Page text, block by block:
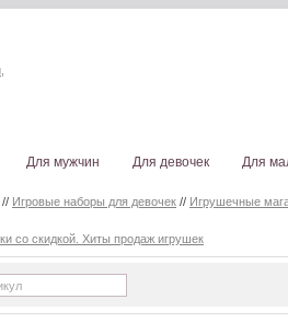
Для мужчин Для девочек Для
// Игровые наборы для девочек // Игрушечные